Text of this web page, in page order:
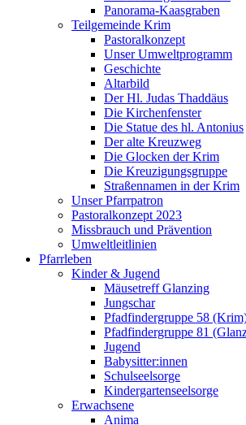
Panorama-Kaasgraben
Teilgemeinde Krim
Pastoralkonzept
Unser Umweltprogramm
Geschichte
Altarbild
Der Hl. Judas Thaddäus
Die Kirchenfenster
Die Statue des hl. Antonius
Der alte Kreuzweg
Die Glocken der Krim
Die Kreuzigungsgruppe
Straßennamen in der Krim
Unser Pfarrpatron
Pastoralkonzept 2023
Missbrauch und Prävention
Umweltleitlinien
Pfarrleben
Kinder & Jugend
Mäusetreff Glanzing
Jungschar
Pfadfindergruppe 58
Pfadfindergruppe 81
Jugend
Babysitter:innen
Schulseelsorge
Kindergartenseelsorge
Erwachsene
Anima